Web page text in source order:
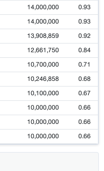
14,000,000 0.93
14,000,000 0.93
13,908,859 0.92
12,661,750 0.84
10,700,000 0.71
10,246,858 0.68
10,100,000 0.67
10,000,000 0.66
10,000,000 0.66
10,000,000 0.66